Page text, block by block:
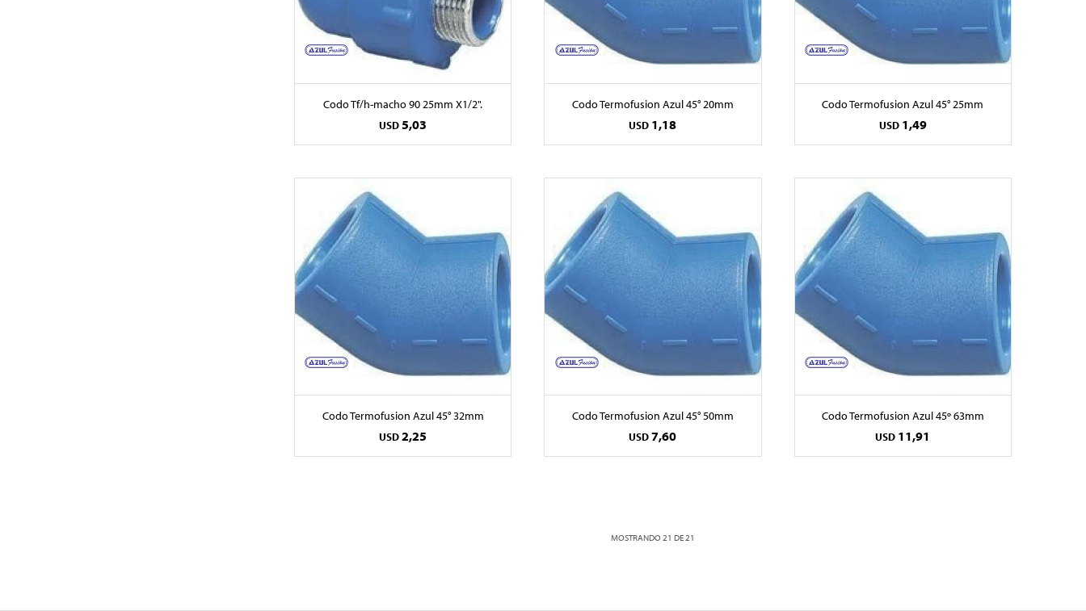
Codo Tf/h-macho 90 25mm X1/2".
USD5,03
Codo Termofusion Azul 45° 20mm
USD 1,18
Codo Termofusion Azul 45° 25mm
USD 1,49
Codo Termofusion Azul 45° 32mm
USD2,25
Codo Termofusion Azul 45° 50mm
USD 7,60
Codo Termofusion Azul 45º 63mm
USD 11,91
MOSTRANDO21 DE21